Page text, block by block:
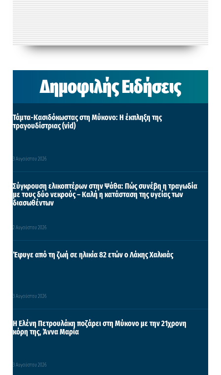
Δημοφιλής Ειδήσεις
Τάμτα-Κασιδόκωστας στη Μύκονο: Η έκπληξη της
τραγουδίστριας (vid)
3 Αυγούστου 2026
Σύγκρουση ελικοπτέρων στην Ψάθα: Πώς συνέβη η τραγωδία
με τους δύο νεκρούς – Καλή η κατάσταση της υγείας των
διασωθέντων
2 Αυγούστου 2026
Έφυγε από τη ζωή σε ηλικία 82 ετών ο Λάκης Χαλκιάς
3 Αυγούστου 2026
Η Ελένη Πετρουλάκη ποζάρει στη Μύκονο με την 21χρονη
κόρη της, Άννα Μαρία
3 Αυγούστου 2026